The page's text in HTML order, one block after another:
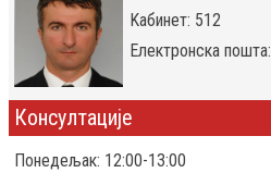
Kабинет: 512
Eлектронска пошта:
Консултације
Понедељак: 12:00-13:00